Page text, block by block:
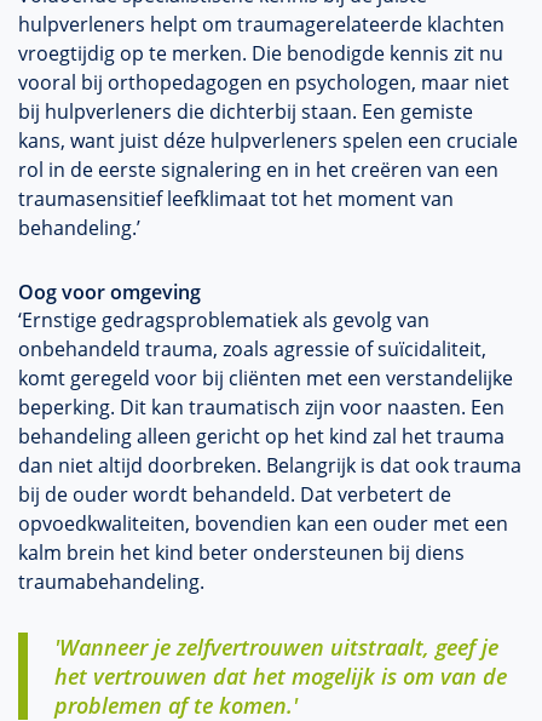
hulpverleners helpt om traumagerelateerde klachten
vroegtijdig op te merken. Die benodigde kennis zit nu
vooral bij orthopedagogen en psychologen, maar niet
bij hulpverleners die dichterbij staan. Een gemiste
kans, want juist déze hulpverleners spelen een cruciale
rol in de eerste signalering en in het creëren van een
traumasensitief leefklimaat tot het moment van
behandeling.’
Oog voor omgeving
‘Ernstige gedragsproblematiek als gevolg van
onbehandeld trauma, zoals agressie of suïcidaliteit,
komt geregeld voor bij cliënten met een verstandelijke
beperking. Dit kan traumatisch zijn voor naasten. Een
behandeling alleen gericht op het kind zal het trauma
dan niet altijd doorbreken. Belangrijk is dat ook trauma
bij de ouder wordt behandeld. Dat verbetert de
opvoedkwaliteiten, bovendien kan een ouder met een
kalm brein het kind beter ondersteunen bij diens
traumabehandeling.
'Wanneer je zelfvertrouwen uitstraalt, geef je
het vertrouwen dat het mogelijk is om van de
problemen af te komen.'